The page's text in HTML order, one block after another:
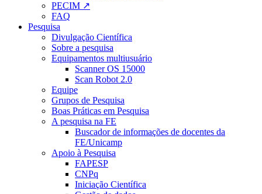
PECIM ↗
FAQ
Pesquisa
Divulgação Científica
Sobre a pesquisa
Equipamentos multiusuário
Scanner OS 15000
Scan Robot 2.0
Equipe
Grupos de Pesquisa
Boas Práticas em Pesquisa
A pesquisa na FE
Buscador de informações de docentes da
FE/Unicamp
Apoio à Pesquisa
FAPESP
CNPq
Iniciação Científica